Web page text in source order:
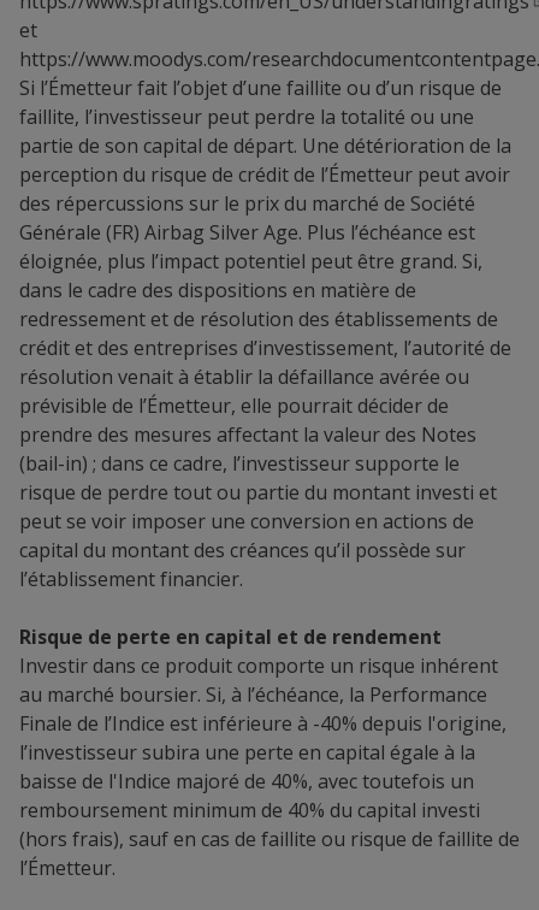
et
https://www.moodys.com/
Si l’Émetteur fait l’objet d’une faillite ou d’un risque de
faillite, l’investisseur peut perdre la totalité ou une
partie de son capital de départ. Une détérioration de la
perception du risque de crédit de l’Émetteur peut avoir
des répercussions sur le prix du marché de Société
Générale (FR) Airbag Silver Age. Plus l’échéance est
éloignée, plus l’impact potentiel peut être grand. Si,
dans le cadre des dispositions en matière de
redressement et de résolution des établissements de
crédit et des entreprises d’investissement, l’autorité de
résolution venait à établir la défaillance avérée ou
prévisible de l’Émetteur, elle pourrait décider de
prendre des mesures affectant la valeur des Notes
(bail-in) ; dans ce cadre, l’investisseur supporte le
risque de perdre tout ou partie du montant investi et
peut se voir imposer une conversion en actions de
capital du montant des créances qu’il possède sur
l’établissement financier.
Risque de perte en capital et de rendement
Investir dans ce produit comporte un risque inhérent
au marché boursier. Si, à l’échéance, la Performance
Finale de l’Indice est inférieure à -40% depuis l'origine,
l’investisseur subira une perte en capital égale à la
baisse de l'Indice majoré de 40%, avec toutefois un
remboursement minimum de 40% du capital investi
(hors frais), sauf en cas de faillite ou risque de faillite de
l’Émetteur.